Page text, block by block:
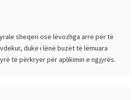
sheqeri ose lëvozhga arre për të
duke i lënë buzët të lëmuara
të përkryer për aplikimin e ngjyrës.